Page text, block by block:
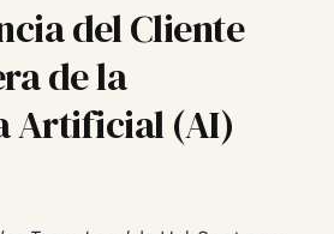
del Cliente
de la
Artificial (AI)